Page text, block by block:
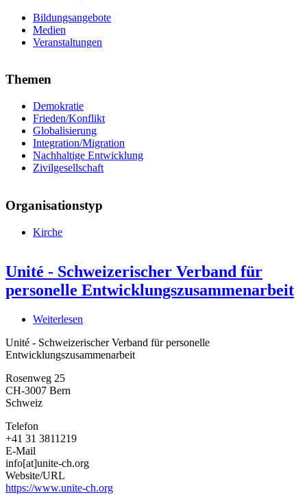
Bildungsangebote
Medien
Veranstaltungen
Themen
Demokratie
Frieden/Konflikt
Globalisierung
Integration/Migration
Nachhaltige Entwicklung
Zivilgesellschaft
Organisationstyp
Kirche
Unité - Schweizerischer Verband für
personelle Entwicklungszusammenarbeit
Weiterlesen
-
Schweizerischer
Unité - Schweizerischer Verband für personelle
Entwicklungszusammenarbeit
Rosenweg 25
CH-3007 Bern
Schweiz
Telefon
+41 31 3811219
E-Mail
info[at]unite-ch.org
Website/URL
https://www.unite-ch.org